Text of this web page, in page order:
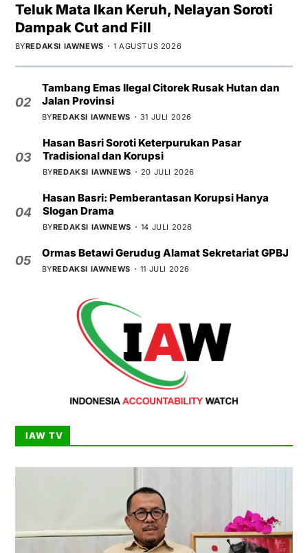
Teluk Mata Ikan Keruh, Nelayan Soroti
Dampak Cut and Fill
BYREDAKSI IAWNEWS 1 AGUSTUS 2026
02
Tambang Emas Ilegal Citorek Rusak Hutan dan
Jalan Provinsi
BYREDAKSI IAWNEWS 31 JULI 2026
03
Hasan Basri Soroti Keterpurukan Pasar
Tradisional dan Korupsi
BYREDAKSI IAWNEWS 20 JULI 2026
04
Hasan Basri: Pemberantasan Korupsi Hanya
Slogan Drama
BYREDAKSI IAWNEWS 14 JULI 2026
05
Ormas Betawi Gerudug Alamat Sekretariat GPBJ
BYREDAKSI IAWNEWS 11 JULI 2026
IAW TV